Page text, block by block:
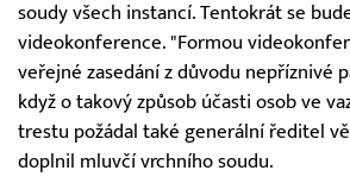
soudy všech instancí. Tentokrát se
videokonference. "Formou
veřejné zasedání z důvodu nepříznivé
když o takový způsob účasti osob ve
trestu požádal také generální ředitel
doplnil mluvčí vrchního soudu.